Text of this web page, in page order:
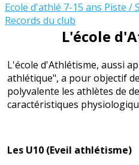
Ecole d'athlé 7-15 ans Piste /
Records du club
L'école
L'école d'Athlétisme, aussi
athlétique", a pour objectif
polyvalente les athlètes de
caractéristiques
Les U10 (Eveil athlétisme)